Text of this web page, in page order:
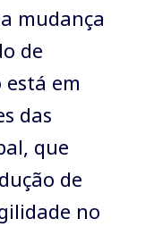
mudança
de
em
das
que
de
no